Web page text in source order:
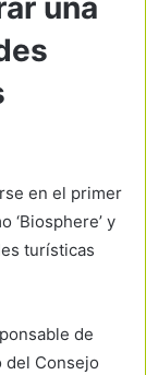
una
en el primer
‘Biosphere’ y
turísticas
de
del Consejo